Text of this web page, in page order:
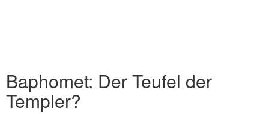
Baphomet: Der Teufel der
Templer?